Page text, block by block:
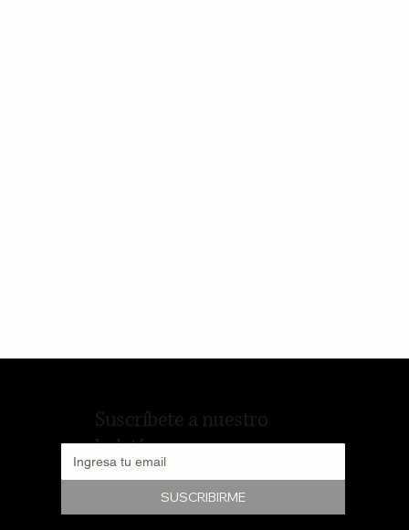
Suscríbete a nuestro
boletín
SUSCRIBIRME